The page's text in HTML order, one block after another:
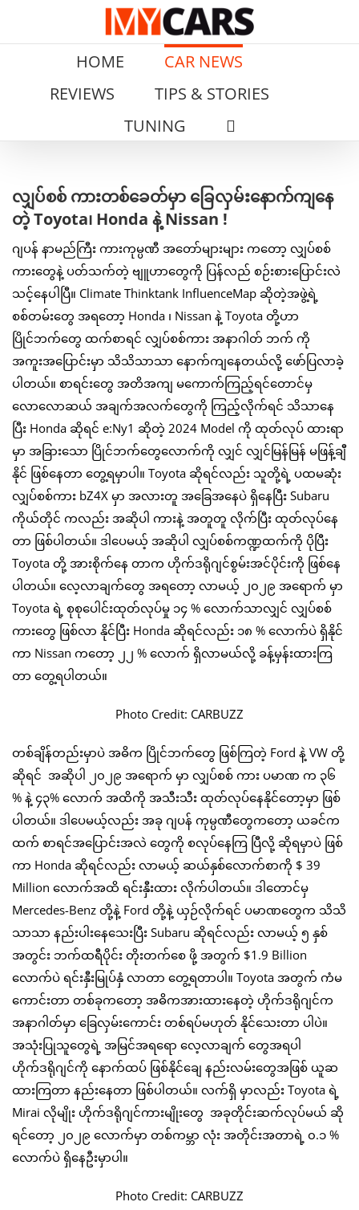
HOME
CAR NEWS
REVIEWS
TIPS & STORIES
TUNING
Larger
Image
လျှပ်စစ် ကားတစ်ခေတ်မှာ ခြေလှမ်းနောက်ကျနေ
တဲ့ Toyota၊ Honda နဲ့ Nissan !
ဂျပန် နာမည်ကြီး ကားကုမ္ပဏီ အတော်များများ ကတော့ လျှပ်စစ်
ကားတွေနဲ့ ပတ်သက်တဲ့ ဗျူဟာတွေကို ပြန်လည် စဉ်းစားပြောင်းလဲ
သင့်နေပါပြီ။ Climate Thinktank InfluenceMap ဆိုတဲ့အဖွဲ့ရဲ့
စစ်တမ်းတွေ အရတော့ Honda ၊ Nissan နဲ့ Toyota တို့ဟာ
ပြိုင်ဘက်တွေ ထက်စာရင် လျှပ်စစ်ကား အနာဂါတ် ဘက် ကို
အကူးအပြောင်းမှာ သိသိသာသာ နောက်ကျနေတယ်လို့ ဖော်ပြလာခဲ့
ပါတယ်။ စာရင်းတွေ အတိအကျ မကောက်ကြည့်ရင်တောင်မှ
လောလောဆယ် အချက်အလက်တွေကို ကြည့်လိုက်ရင် သိသာနေ
ပြီး Honda ဆိုရင် e:Ny1 ဆိုတဲ့ 2024 Model ကို ထုတ်လုပ် ထားရာ
မှာ အခြားသော ပြိုင်ဘက်တွေလောက်ကို လျှင် လျှင်မြန်မြန် မဖြန့်ချီ
နိုင် ဖြစ်နေတာ တွေ့ရမှာပါ။ Toyota ဆိုရင်လည်း သူတို့ရဲ့ ပထမဆုံး
လျှပ်စစ်ကား bZ4X မှာ အလားတူ အခြေအနေပဲ ရှိနေပြီး Subaru
ကိုယ်တိုင် ကလည်း အဆိုပါ ကားနဲ့ အတူတူ လိုက်ပြီး ထုတ်လုပ်နေ
တာ ဖြစ်ပါတယ်။ ဒါပေမယ့် အဆိုပါ လျှပ်စစ်ကဏ္ဍထက်ကို ပိုပြီး
Toyota တို့ အားစိုက်နေ တာက ဟိုက်ဒရိုဂျင်စွမ်းအင်ပိုင်းကို ဖြစ်နေ
ပါတယ်။ ‌လေ့လာချက်တွေ အရတော့ လာမယ့် ၂၀၂၉ အရောက် မှာ
Toyota ရဲ့ စုစုပေါင်းထုတ်လုပ်မှု ၁၄ % လောက်သာလျှင် လျှပ်စစ်
ကားတွေ ဖြစ်လာ နိုင်ပြီး Honda ဆိုရင်လည်း ၁၈ % လောက်ပဲ ရှိနိုင်
ကာ Nissan ကတော့ ၂၂ % လောက် ရှိလာမယ်လို့ ခန့်မှန်းထားကြ
တာ တွေ့ရပါတယ်။
Photo Credit: CARBUZZ
တစ်ချိန်တည်းမှာပဲ အဓိက ပြိုင်ဘက်တွေ ဖြစ်ကြတဲ့ Ford နဲ့ VW တို့
ဆိုရင် အဆိုပါ ၂၀၂၉ အရောက် မှာ လျှပ်စစ် ကား ပမာဏ က ၃၆
% နဲ့ ၄၃% လောက် အထိကို အသီးသီး ထုတ်လုပ်နေနိုင်တော့မှာ ဖြစ်
ပါတယ်။ ဒါပေမယ့်လည်း အခု ဂျပန် ကုမ္ပဏီတွေကတော့ ယခင်က
ထက် စာရင်အပြောင်းအလဲ တွေကို စလုပ်နေကြ ပြီလို့ ဆိုရမှာပဲ ဖြစ်
ကာ Honda ဆိုရင်လည်း လာမယ့် ဆယ်နှစ်လောက်စာကို $ 39
Million လောက်အထိ ရင်းနှီးထား လိုက်ပါတယ်။ ဒါတောင်မှ
Mercedes-Benz တို့နဲ့ Ford တို့နဲ့ ယှဉ်လိုက်ရင် ပမာဏတွေက သိသိ
သာသာ နည်းပါးနေသေးပြီး Subaru ဆိုရင်လည်း လာမယ့် ၅ နှစ်
အတွင်း ဘက်ထရီပိုင်း တိုးတက်စေ ဖို့ အတွက် $1.9 Billion
လောက်ပဲ ရင်းနှီးမြုပ်နှံ လာတာ တွေ့ရတာပါ။ Toyota အတွက် ကံမ
ကောင်းတာ တစ်ခုကတော့ အဓိကအားထားနေတဲ့ ဟိုက်ဒရိုဂျင်က
အနာဂါတ်မှာ ခြေလှမ်းကောင်း တစ်ရပ်မဟုတ် နိုင်သေးတာ ပါပဲ။
အသုံးပြုသူတွေရဲ့ အမြင်အရရော လေ့လာချက် တွေအရပါ
ဟိုက်ဒရိုဂျင်ကို နောက်ထပ် ဖြစ်နိုင်ချေ နည်းလမ်းတွေအဖြစ် ယူဆ
ထားကြတာ နည်းနေတာ ဖြစ်ပါတယ်။ လက်ရှိ မှာလည်း Toyota ရဲ့
Mirai လိုမျိုး ဟိုက်ဒရိုဂျင်ကားမျိုးတွေ အခုတိုင်းဆက်လုပ်မယ် ဆို
ရင်တော့ ၂၀၂၉ လောက်မှာ တစ်ကမ္ဘာ လုံး အတိုင်းအတာရဲ့ ၀.၁ %
လောက်ပဲ ရှိနေဦးမှာပါ။
Photo Credit: CARBUZZ